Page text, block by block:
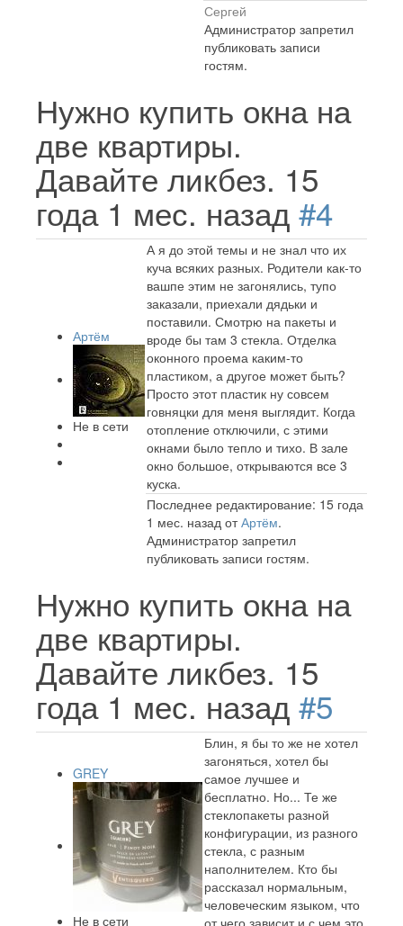
Сергей
Администратор запретил
публиковать записи
гостям.
Нужно купить окна на
две квартиры.
Давайте ликбез. 15
года 1 мес. назад #4
Артём
Не в сети
А я до этой темы и не знал что их
куча всяких разных. Родители как-то
вашпе этим не загонялись, тупо
заказали, приехали дядьки и
поставили. Смотрю на пакеты и
вроде бы там 3 стекла. Отделка
оконного проема каким-то
пластиком, а другое может быть?
Просто этот пластик ну совсем
говняцки для меня выглядит. Когда
отопление отключили, с этими
окнами было тепло и тихо. В зале
окно большое, открываются все 3
куска.
Последнее редактирование: 15 года
1 мес. назад отАртём.
Администратор запретил
публиковать записи гостям.
Нужно купить окна на
две квартиры.
Давайте ликбез. 15
года 1 мес. назад #5
GREY
Не в сети
Блин, я бы то же не хотел
загоняться, хотел бы
самое лучшее и
бесплатно. Но... Те же
стеклопакеты разной
конфигурации, из разного
стекла, с разным
наполнителем. Кто бы
рассказал нормальным,
человеческим языком, что
от чего зависит и с чем это